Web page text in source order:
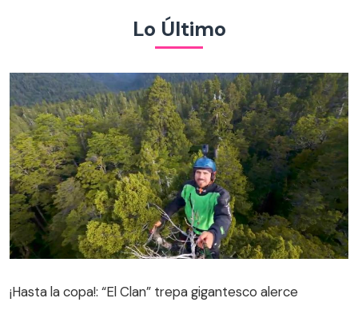
Lo Último
¡Hasta la copa!: “El Clan” trepa gigantesco alerce